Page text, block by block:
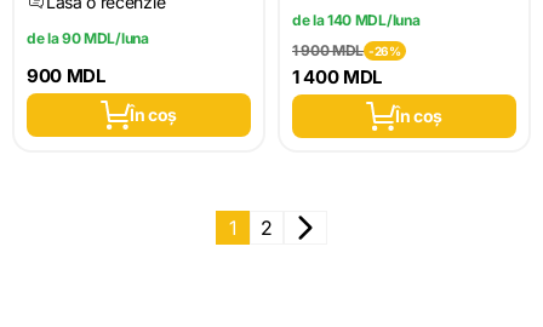
de la 90 MDL/luna
900 MDL
În coș
de la 140 MDL/luna
1 400 MDL
1 900 MDL -26%
În coș
1 2